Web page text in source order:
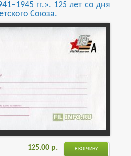
гг.». 125 лет со дня
Союза.
В КОРЗИНУ
125.00 р.